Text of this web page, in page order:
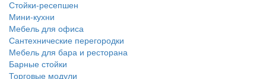
Стойки-ресепшен
Мини-кухни
Мебель для офиса
Сантехнические перегородки
Мебель для бара и ресторана
Барные стойки
Торговые модули